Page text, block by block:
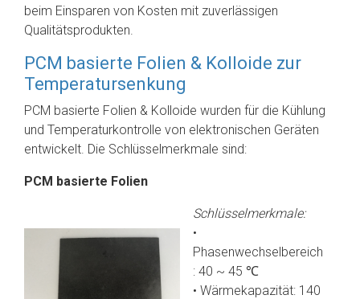
beim Einsparen von Kosten mit zuverlässigen
Qualitätsprodukten.
PCM basierte Folien & Kolloide zur
Temperatursenkung
PCM basierte Folien & Kolloide wurden für die Kühlung
und Temperaturkontrolle von elektronischen Geräten
entwickelt. Die Schlüsselmerkmale sind:
PCM basierte Folien
Schlüsselmerkmale:
•
Phasenwechselbereich
: 40 ~ 45 ℃
• Wärmekapazität: 140